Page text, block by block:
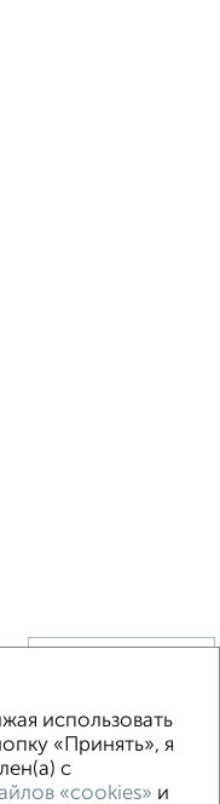
использовать
«Принять», я
с
«cookies» и